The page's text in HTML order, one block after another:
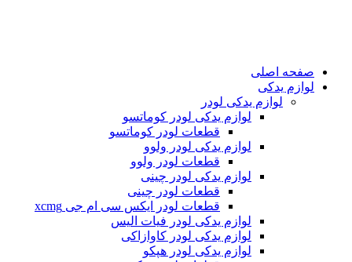
اصلی
یدکی
لوازم یدکی لودر
لوازم یدکی لودر کوماتسو
قطعات لودر کوماتسو
لوازم یدکی لودر ولوو
قطعات لودر ولوو
لوازم یدکی لودر چینی
قطعات لودر چینی
قطعات لودر ایکس سی ام جی xcmg
لوازم یدکی لودر فیات الیس
لوازم یدکی لودر کاوازاکی
لوازم یدکی لودر هپکو